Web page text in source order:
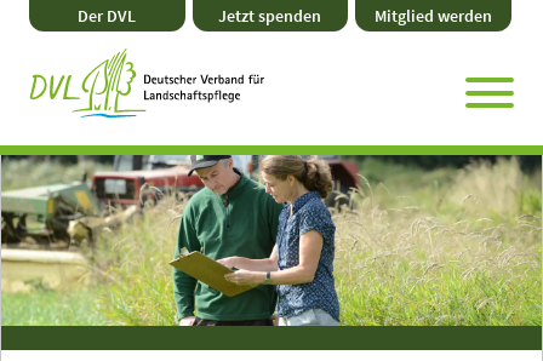
Direkt
zum
Zum
Hauptmenü
Zum
Seitenende
Zur
Website-
Der DVL Jetzt spenden Mitglied werden